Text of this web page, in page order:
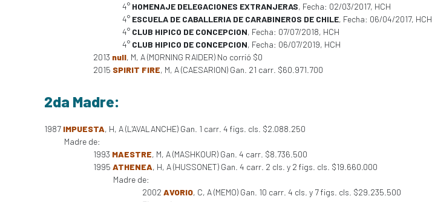
4° HOMENAJE DELEGACIONES EXTRANJERAS, Fecha: 02/03/2017, HCH
4° ESCUELA DE CABALLERIA DE CARABINEROS DE CHILE, Fecha: 06/04/2017, HCH
4° CLUB HIPICO DE CONCEPCION, Fecha: 07/07/2018, HCH
4° CLUB HIPICO DE CONCEPCION, Fecha: 06/07/2019, HCH
2013 null, M, A (MORNING RAIDER) No corrió $0
2015 SPIRIT FIRE, M, A (CAESARION) Gan. 21 carr. $60.971.700
2da Madre:
1987 IMPUESTA, H, A (L'AVALANCHE) Gan. 1 carr. 4 figs. cls. $2.088.250
Madre de:
1993 MAESTRE, M, A (MASHKOUR) Gan. 4 carr. $8.736.500
1995 ATHENEA, H, A (HUSSONET) Gan. 4 carr. 2 cls. y 2 figs. cls. $19.660.000
Madre de:
2002 AVORIO, C, A (MEMO) Gan. 10 carr. 4 cls. y 7 figs. cls. $29.235.500